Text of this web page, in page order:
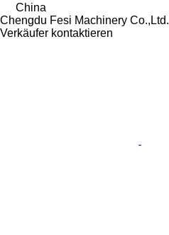
China
Chengdu Fesi Machinery Co.,Ltd.
Verkäufer kontaktieren